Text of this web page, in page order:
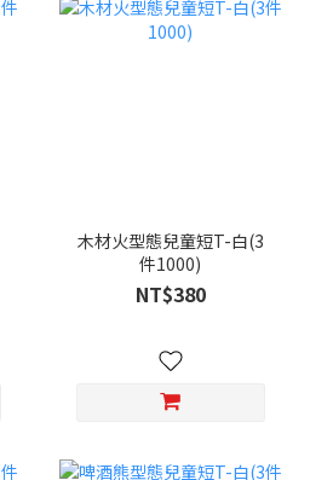
木材火型態兒童短T-白(3
件1000)
NT$380